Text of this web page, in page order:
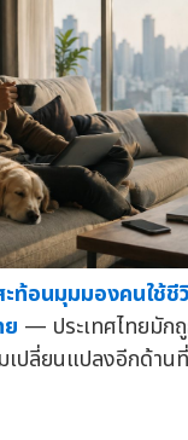
ะท้อนมุมมองคนใช้
— ประเทศไทยมัก
ปลี่ยนแปลงอีกด้าน